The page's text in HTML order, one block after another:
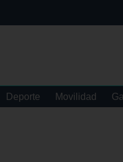
Deporte Movilidad